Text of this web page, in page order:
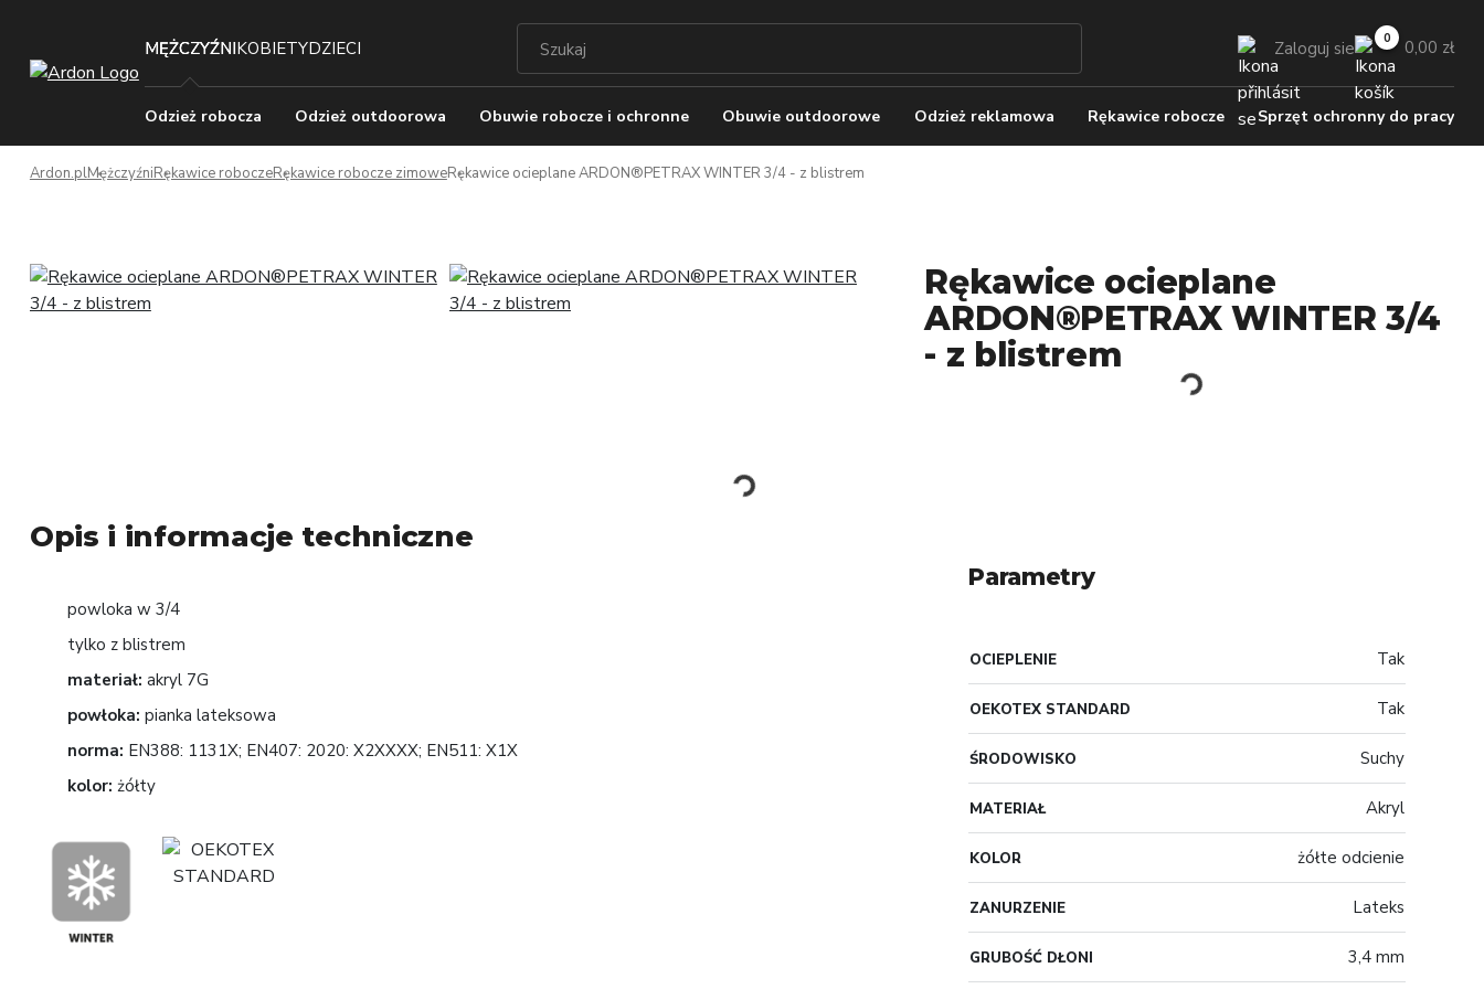
MĘŻCZYŹNIKOBIETYDZIECI Zaloguj sie 0,00 zł
Odzież robocza Odzież outdoorowa Obuwie robocze i ochronne Obuwie outdoorowe Odzież reklamowa Rękawice robocze Sprzęt ochronny do pracy
Ardon.plMężczyźniRękawice roboczeRękawice robocze zimoweRękawice ocieplane ARDON®PETRAX WINTER 3/4 - z blistrem
Rękawice ocieplane
ARDON®PETRAX WINTER 3/4
- z blistrem
Opis i informacje techniczne
powloka w 3/4
tylko z blistrem
materiał: akryl 7G
powłoka: pianka lateksowa
norma: EN388: 1131X; EN407: 2020: X2XXXX; EN511: X1X
kolor: żółty
Parametry
OCIEPLENIE Tak
OEKOTEX STANDARD Tak
ŚRODOWISKO Suchy
MATERIAŁ Akryl
KOLOR żółte odcienie
ZANURZENIE Lateks
GRUBOŚĆ DŁONI 3,4 mm